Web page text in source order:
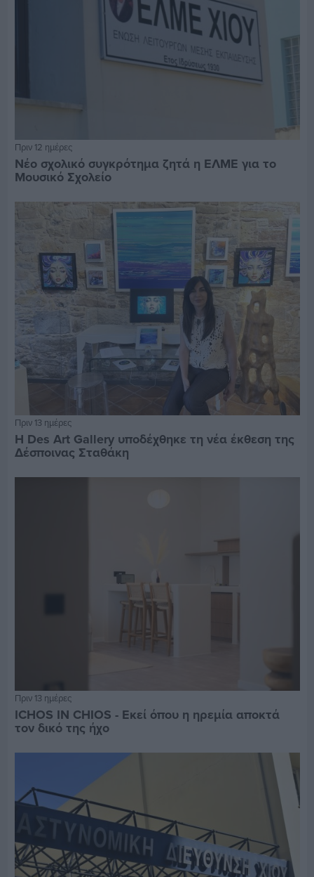
Πριν 12 ημέρες
Νέο σχολικό συγκρότημα ζητά η ΕΛΜΕ για το
Μουσικό Σχολείο
Πριν 13 ημέρες
Η Des Art Gallery υποδέχθηκε τη νέα έκθεση της
Δέσποινας Σταθάκη
Πριν 13 ημέρες
ICHOS IN CHIOS - Εκεί όπου η ηρεμία αποκτά
τον δικό της ήχο